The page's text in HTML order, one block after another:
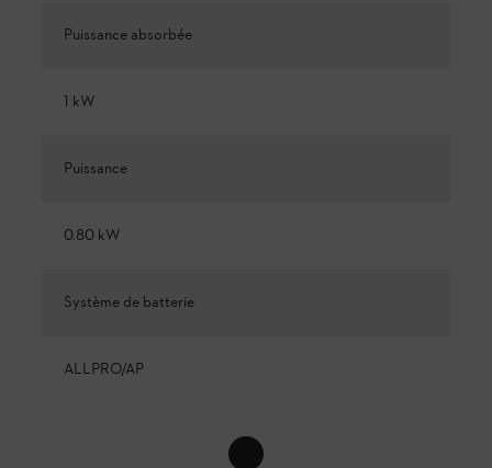
Puissance absorbée
1 kW
Puissance
0.80 kW
Système de batterie
ALLPRO/AP